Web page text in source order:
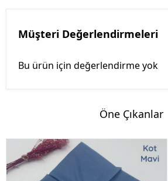
Müşteri Değerlendirmeleri
Bu ürün için değerlendirme yok
Öne Çıkanlar